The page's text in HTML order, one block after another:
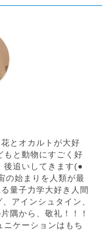
とオカルトが大好
もと動物にすごく好
後追いしてきます(●
の始まりを人類が最
量子力学大好き人間
アインシュタイン、
隅から、敬礼！！！
ケーションはもち